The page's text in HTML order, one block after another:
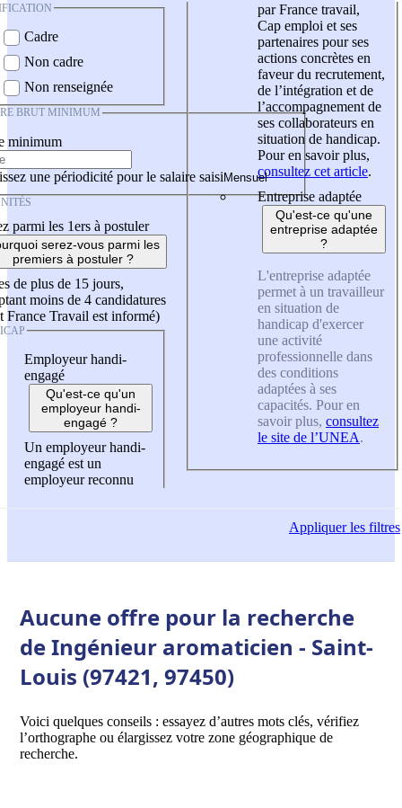
Cadre
Non cadre
Non renseignée
BRUT MINIMUM
minimum
une périodicité pour le salaire saisi
parmi les 1ers à postuler
serez-vous parmi les
premiers à postuler ?
de plus de 15 jours,
moins de 4 candidatures
France Travail est informé)
Employeur handi-
engagé
Qu'est-ce qu'un
employeur handi-
engagé ?
Un employeur handi-
engagé est un
employeur reconnu
par France travail,
Cap emploi et ses
partenaires pour ses
actions concrètes en
faveur du recrutement,
de l’intégration et de
l’accompagnement de
ses collaborateurs en
situation de handicap.
Pour en savoir plus,
consultez cet article.
Entreprise adaptée
Qu'est-ce qu'une
entreprise adaptée
?
L'entreprise adaptée
permet à un travailleur
en situation de
handicap d'exercer
une activité
professionnelle dans
des conditions
adaptées à ses
capacités. Pour en
savoir plus, consultez
le site de l’UNEA.
Appliquerles filtres
Aucune offre pour la recherche
de Ingénieur aromaticien - Saint-
Louis (97421, 97450)
Voici quelques conseils : essayez d’autres mots clés, vérifiez
l’orthographe ou élargissez votre zone géographique de
recherche.